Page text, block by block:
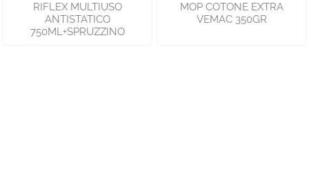
RIFLEX MULTIUSO
ANTISTATICO
750ML+SPRUZZINO
MOP COTONE EXTRA
VEMAC 350GR